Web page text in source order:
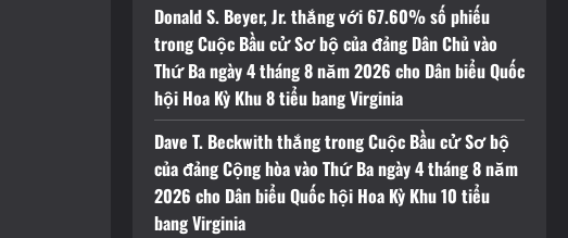
Donald S. Beyer, Jr. thắng với 67.60% số phiếu
trong Cuộc Bầu cử Sơ bộ của đảng Dân Chủ vào
Thứ Ba ngày 4 tháng 8 năm 2026 cho Dân biểu Quốc
hội Hoa Kỳ Khu 8 tiểu bang Virginia
Dave T. Beckwith thắng trong Cuộc Bầu cử Sơ bộ
của đảng Cộng hòa vào Thứ Ba ngày 4 tháng 8 năm
2026 cho Dân biểu Quốc hội Hoa Kỳ Khu 10 tiểu
bang Virginia